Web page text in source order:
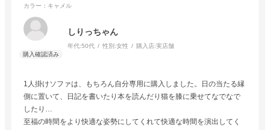
カラー：キャメル
しりっちゃん
年代:50代 性別:女性 購入店:実店舗
1人掛けソファは、もちろん自分専用に購入しました。日の当たる縁
側に置いて、日記を書いたり本を読んだり猫を膝に乗せてなでなで
したり…
至福の時間をより快適な姿勢にしてくれて快適な時間を演出してく